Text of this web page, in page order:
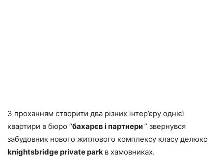
З проханням створити два різних інтер’єру однієї
квартири в бюро “бахарєв і партнери” звернувся
забудовник нового житлового комплексу класу делюкс
knightsbridge private park в хамовниках.